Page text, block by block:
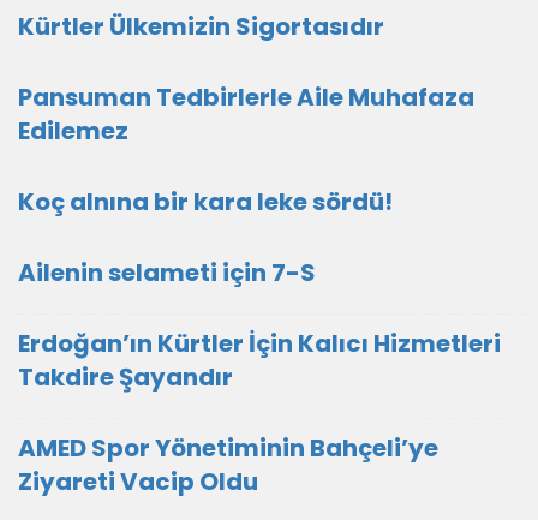
Kürtler Ülkemizin Sigortasıdır
Pansuman Tedbirlerle Aile Muhafaza
Edilemez
Koç alnına bir kara leke sördü!
Ailenin selameti için 7-S
Erdoğan’ın Kürtler İçin Kalıcı Hizmetleri
Takdire Şayandır
AMED Spor Yönetiminin Bahçeli’ye
Ziyareti Vacip Oldu